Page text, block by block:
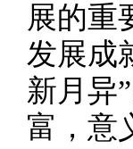
展的重
发展成
新月异
富，意